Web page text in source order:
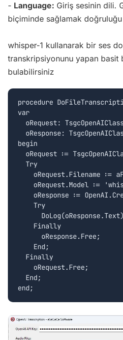
- Language: Giriş sesinin dili.
biçiminde sağlamak
whisper-1 kullanarak bir ses
transkripsiyonunu yapan basit
bulabilirsiniz
procedure
var
oRequest:
oResponse:
begin
oRequest :=
  Try
oRequest.Filename :=
oRequest.Model :=
oResponse :=
    Try
    Finally
      oResponse.Free;
    End;
  Finally
    oRequest.Free;
  End;